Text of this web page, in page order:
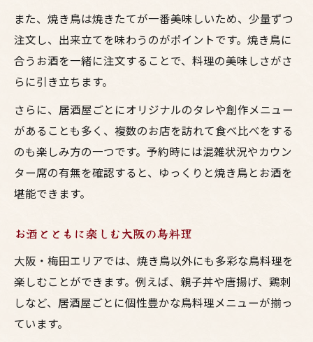
また、焼き鳥は焼きたてが一番美味しいため、少量ずつ
注文し、出来立てを味わうのがポイントです。焼き鳥に
合うお酒を一緒に注文することで、料理の美味しさがさ
らに引き立ちます。
さらに、居酒屋ごとにオリジナルのタレや創作メニュー
があることも多く、複数のお店を訪れて食べ比べをする
のも楽しみ方の一つです。予約時には混雑状況やカウン
ター席の有無を確認すると、ゆっくりと焼き鳥とお酒を
堪能できます。
お酒とともに楽しむ大阪の鳥料理
大阪・梅田エリアでは、焼き鳥以外にも多彩な鳥料理を
楽しむことができます。例えば、親子丼や唐揚げ、鶏刺
しなど、居酒屋ごとに個性豊かな鳥料理メニューが揃っ
ています。